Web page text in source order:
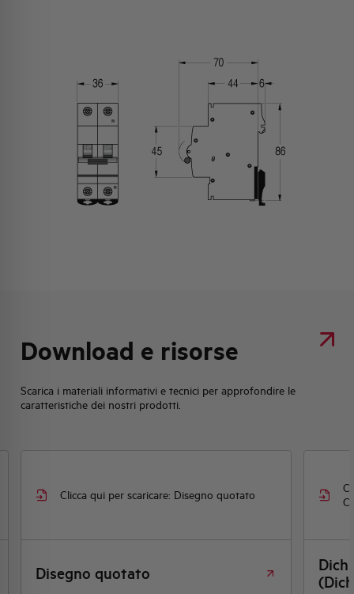
Download e risorse
Scarica i materiali informativi e tecnici per approfondire le
caratteristiche dei nostri prodotti.
Clicca qui per scaricare: Disegno quotato
Disegno quotato